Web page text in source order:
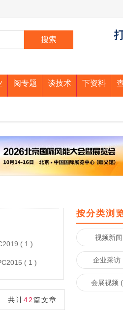
搜索
阅专题 谈技术 下资料
( 1 )
( 1 )
共计42篇文章
按分类浏
视频新
企业采访
会展视频